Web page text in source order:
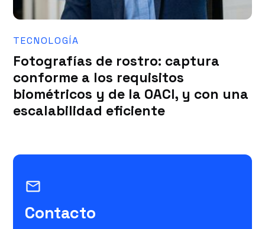
TECNOLOGÍA
Fotografías de rostro: captura
conforme a los requisitos
biométricos y de la OACI, y con una
escalabilidad eficiente
Contacto
mail_outline